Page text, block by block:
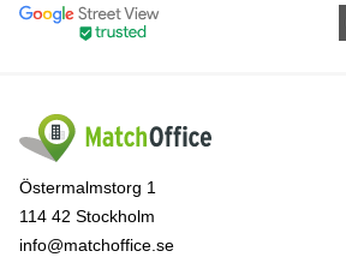
Östermalmstorg 1
114 42 Stockholm
info@matchoffice.se